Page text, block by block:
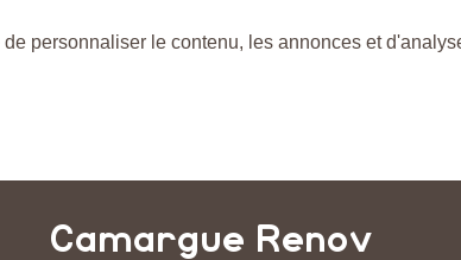
personnaliser le contenu, les annonces et
Camargue Renov